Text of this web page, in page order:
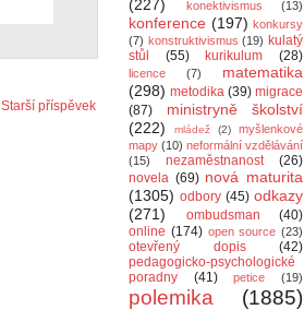
Starší příspěvek
(227)
konektivismus (13)
konference (197) konkursy
(7) konstruktivismus (19) kulatý
stůl
(55) kurikulum (28)
licence (7)
matematika
(298) metodika (39) migrace
(87)
ministryně školství
(222)
mládež (2)
myšlenkové
mapy (10) neformální vzdělávání
(15)
nezaměstnanost
(26)
novela (69) nová maturita
(1305) odbory (45) odkazy
(271)
ombudsman
(40)
online (174) open source (23)
otevřený dopis
(42)
pedagogicko-psychologické
poradny
(41) petice (19)
polemika
(1885)